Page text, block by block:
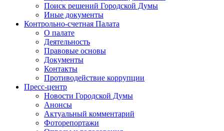
Поиск решений Городской Думы
Иные документы
Контрольно-счетная Палата
О палате
Деятельность
Правовые основы
Документы
Контакты
Противодействие коррупции
Пресс-центр
Новости Городской Думы
Анонсы
Актуальный комментарий
Фоторепортажи